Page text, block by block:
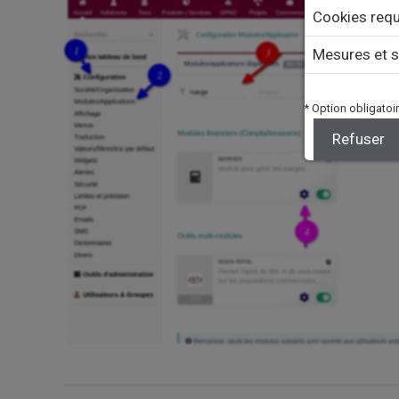
Cookies
Mesures et
* Option
Refuser